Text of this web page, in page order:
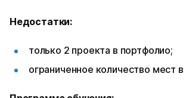
Недостатки:
только 2 проекта в портфолио;
ограниченное количество мест в